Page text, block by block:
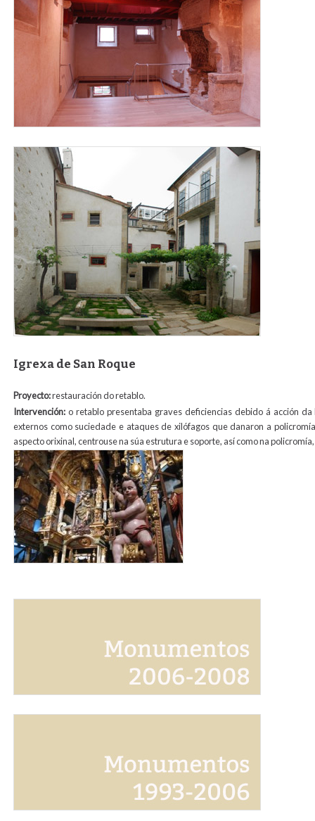
patio_parra_actual_paraweb.jpg
Igrexa de San Roque
Proyecto:restauración do retablo.
Intervención: o retablo presentaba graves deficiencias debido á acción
externos como suciedade e ataques de xilófagos que danaron a
aspecto orixinal, centrouse na súa estrutura e soporte, así como na
sanroque.jpg